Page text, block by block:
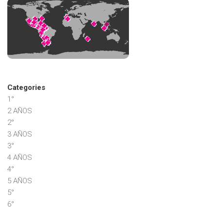
Categories
1°
2 AÑOS
2°
3 AÑOS
3°
4 AÑOS
4°
5 AÑOS
5°
6°